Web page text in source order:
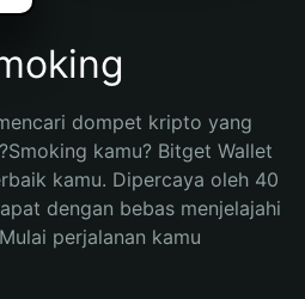
dompet kripto yang
kamu? Bitget Wallet
kamu. Dipercaya oleh 40
dengan bebas menjelajahi
perjalanan kamu